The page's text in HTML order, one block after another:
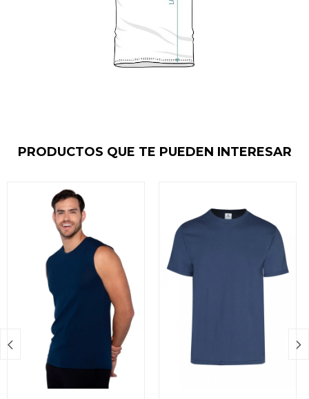
PRODUCTOS QUE TE PUEDEN INTERESAR
 